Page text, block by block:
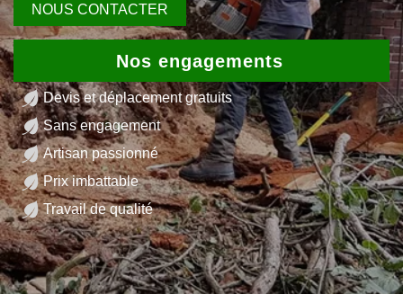
NOUS CONTACTER
Nos engagements
Devis et déplacement gratuits
Sans engagement
Artisan passionné
Prix imbattable
Travail de qualité